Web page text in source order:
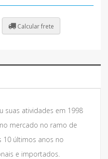
Calcular frete
suas atividades em 1998
mercado no ramo de
10 últimos anos no
e importados.